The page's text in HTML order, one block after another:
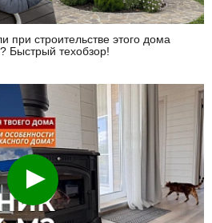
при строительстве этого дома
Быстрый техобзор!
Смотреть